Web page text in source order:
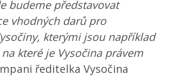
budeme představovat
vhodných darů pro
kterými jsou například
které je Vysočina právem
ředitelka Vysočina